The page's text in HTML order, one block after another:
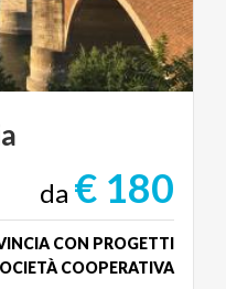
da € 180
CON PROGETTI
COOPERATIVA